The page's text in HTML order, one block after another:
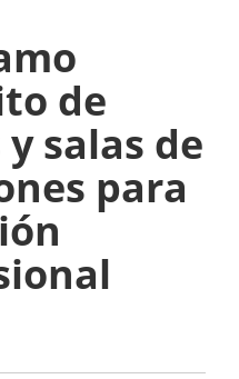
de
salas de
para